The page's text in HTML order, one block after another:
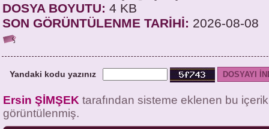
DOSYA BOYUTU: 4 KB
SON GÖRÜNTÜLENME TARİHİ: 2026-08-08
Yandaki kodu yazınız
Ersin ŞİMŞEK tarafından sisteme eklenen bu
görüntülenmiş.